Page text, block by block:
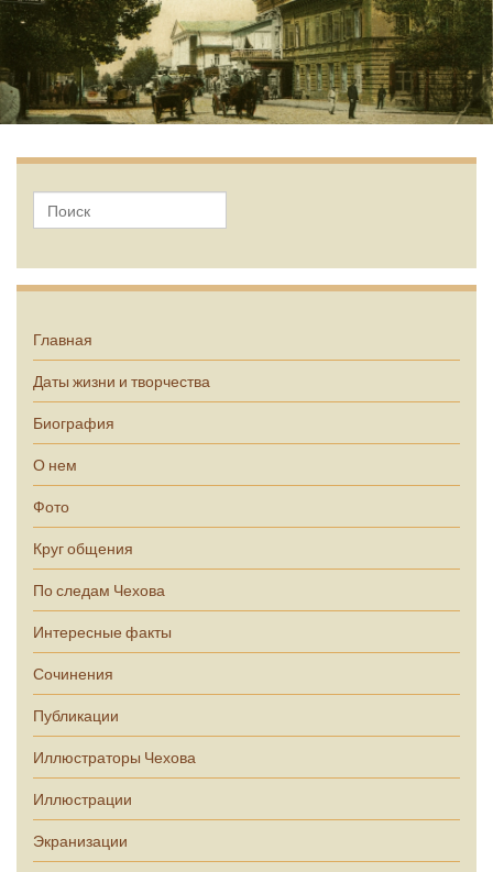
Главная
Даты жизни и творчества
Биография
О нем
Фото
Круг общения
По следам Чехова
Интересные факты
Сочинения
Публикации
Иллюстраторы Чехова
Иллюстрации
Экранизации